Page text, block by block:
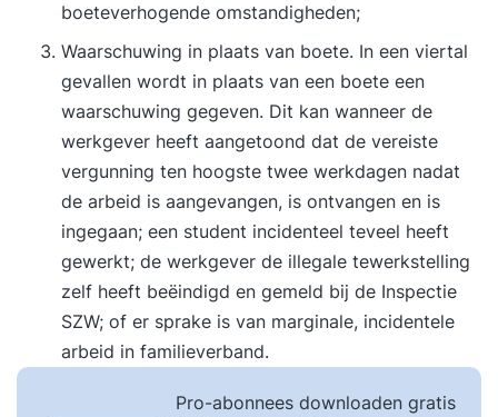
boeteverhogende omstandigheden;
Waarschuwing in plaats van boete. In een viertal
gevallen wordt in plaats van een boete een
waarschuwing gegeven. Dit kan wanneer de
werkgever heeft aangetoond dat de vereiste
vergunning ten hoogste twee werkdagen nadat
de arbeid is aangevangen, is ontvangen en is
ingegaan; een student incidenteel teveel heeft
gewerkt; de werkgever de illegale tewerkstelling
zelf heeft beëindigd en gemeld bij de Inspectie
SZW; of er sprake is van marginale, incidentele
arbeid in familieverband.
Pro-abonnees downloaden gratis